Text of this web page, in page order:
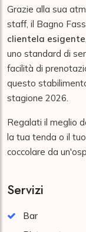
Grazie alla sua
staff, il Bagno
clientela esigente
uno standard di
facilità di
questo
stagione 2026.
Regalati il meglio
la tua tenda o il
coccolare da
Servizi
Bar